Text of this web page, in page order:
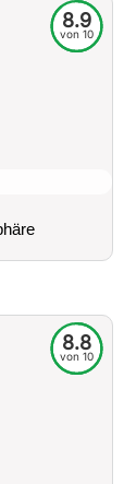
8.9
von 10
8.8
von 10